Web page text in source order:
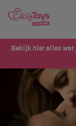
Bekijk hier alles wat